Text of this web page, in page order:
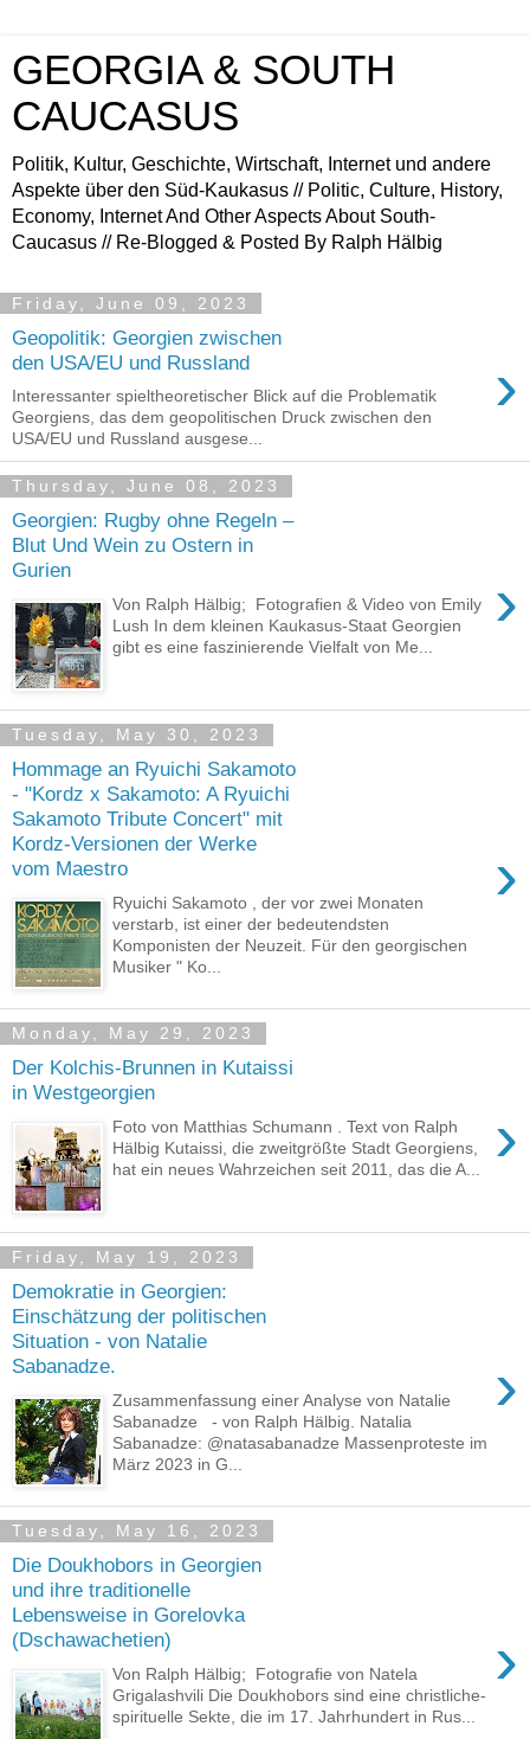
GEORGIA & SOUTH
CAUCASUS
Politik, Kultur, Geschichte, Wirtschaft, Internet und andere
Aspekte über den Süd-Kaukasus // Politic, Culture, History,
Economy, Internet And Other Aspects About South-
Caucasus // Re-Blogged & Posted By Ralph Hälbig
Friday, June 09, 2023
Geopolitik: Georgien zwischen
den USA/EU und Russland
›
Interessanter spieltheoretischer Blick auf die Problematik
Georgiens, das dem geopolitischen Druck zwischen den
USA/EU und Russland ausgese...
Thursday, June 08, 2023
Georgien: Rugby ohne Regeln –
Blut Und Wein zu Ostern in
Gurien
›
Von Ralph Hälbig; Fotografien & Video von Emily
Lush In dem kleinen Kaukasus-Staat Georgien
gibt es eine faszinierende Vielfalt von Me...
Tuesday, May 30, 2023
Hommage an Ryuichi Sakamoto
- "Kordz x Sakamoto: A Ryuichi
Sakamoto Tribute Concert" mit
Kordz-Versionen der Werke
vom Maestro
›
Ryuichi Sakamoto , der vor zwei Monaten
verstarb, ist einer der bedeutendsten
Komponisten der Neuzeit. Für den georgischen
Musiker " Ko...
Monday, May 29, 2023
Der Kolchis-Brunnen in Kutaissi
in Westgeorgien
›
Foto von Matthias Schumann . Text von Ralph
Hälbig Kutaissi, die zweitgrößte Stadt Georgiens,
hat ein neues Wahrzeichen seit 2011, das die A...
Friday, May 19, 2023
Demokratie in Georgien:
Einschätzung der politischen
Situation - von Natalie
Sabanadze.
›
Zusammenfassung einer Analyse von Natalie
Sabanadze - von Ralph Hälbig. Natalia
Sabanadze: @natasabanadze Massenproteste im
März 2023 in G...
Tuesday, May 16, 2023
Die Doukhobors in Georgien
und ihre traditionelle
Lebensweise in Gorelovka
(Dschawachetien)
›
Von Ralph Hälbig; Fotografie von Natela
Grigalashvili Die Doukhobors sind eine christliche-
spirituelle Sekte, die im 17. Jahrhundert in Rus...